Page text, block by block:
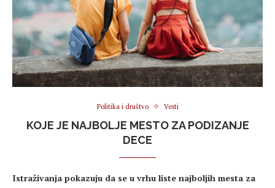
Politika i društvo Vesti
KOJE JE NAJBOLJE MESTO ZA PODIZANJE
DECE
Istraživanja pokazuju da se u vrhu liste najboljih mesta za